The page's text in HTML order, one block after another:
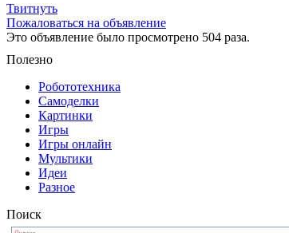
Твитнуть
Пожаловаться на объявление
Это объявление было просмотрено 504 раза.
Полезно
Робототехника
Самоделки
Картинки
Игры
Игры онлайн
Мультики
Идеи
Разное
Поиск